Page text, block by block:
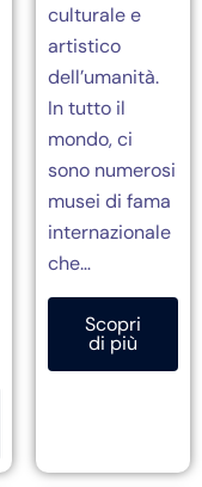
culturale e
artistico
dell’umanità.
In tutto il
mondo, ci
sono numerosi
musei di fama
internazionale
che…
Scopri
di più